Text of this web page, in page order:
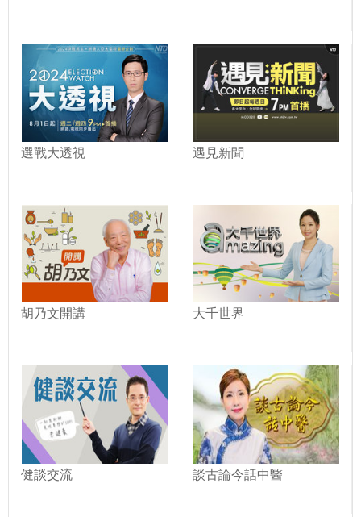
選戰大透視 遇見新聞
胡乃文開講 大千世界
健談交流 談古論今話中醫